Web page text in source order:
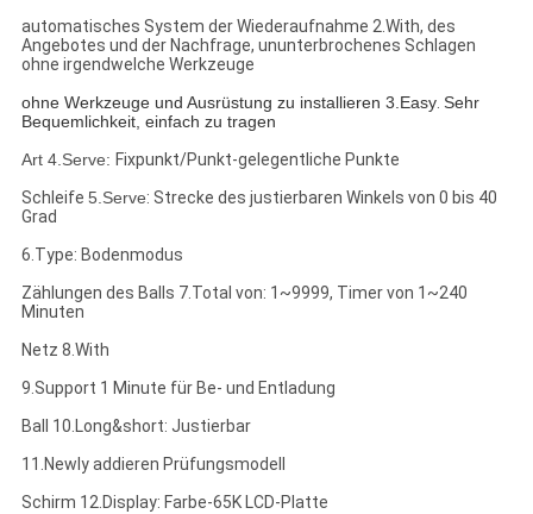
automatisches System der Wiederaufnahme 2.With, des
Angebotes und der Nachfrage, ununterbrochenes Schlagen
ohne irgendwelche Werkzeuge
ohne Werkzeuge und Ausrüstung zu installieren 3.Easy. Sehr
Bequemlichkeit, einfach zu tragen
Art 4.Serve: Fixpunkt/Punkt-gelegentliche Punkte
Schleife 5.Serve: Strecke des justierbaren Winkels von 0 bis 40
Grad
6.Type: Bodenmodus
Zählungen des Balls 7.Total von: 1~9999, Timer von 1~240
Minuten
Netz 8.With
9.Support 1 Minute für Be- und Entladung
Ball 10.Long&short: Justierbar
11.Newly addieren Prüfungsmodell
Schirm 12.Display: Farbe-65K LCD-Platte